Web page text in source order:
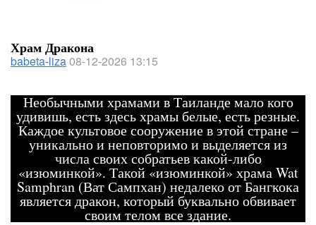
Храм Дракона
babeta-liza08-12-2026 13:15
Необычными храмами в Таиланде мало кого
удивишь, есть здесь храмы белые, есть резные.
Каждое культовое сооружение в этой стране –
уникально и неповторимо и выделяется из
числа своих собратьев какой-либо
«изюминкой». Такой «изюминкой» храма Wat
Samphran (Ват Сампхан) недалеко от Бангкока
является дракон, который буквально обвивает
своим телом все здание.